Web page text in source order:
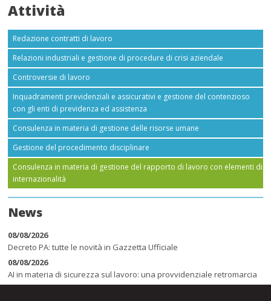
Attività
Redazione contratti di lavoro
Relazioni industriali e gestione di procedure di crisi aziendale
Controversie di lavoro
Inquadramenti previdenziali e assicurativi e gestione del contenzioso
con gli enti di previdenza ed assistenza
Consulenza in materia di gestione delle risorse umane
Gestione del procedimento disciplinare
Consulenza in materia di gestione del rapporto di lavoro con elementi di
internazionalità
News
08/08/2026
Decreto PA: tutte le novità in Gazzetta Ufficiale
08/08/2026
AI in materia di sicurezza sul lavoro: una provvidenziale retromarcia